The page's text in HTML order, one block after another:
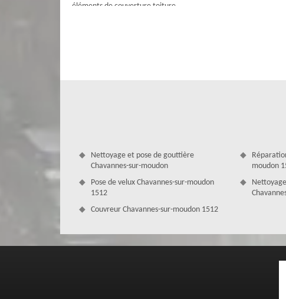
éléments de couverture toiture.
MD Couverture Zingueur pour la
Si votre toiture à Chavannes-sur-moudon montre des
Nettoyage et pose de gouttière
Chavannes-sur-moudon
Pose de velux Chavannes-sur-moudon
1512
Couvreur Chavannes-sur-moudon 1512
moudon